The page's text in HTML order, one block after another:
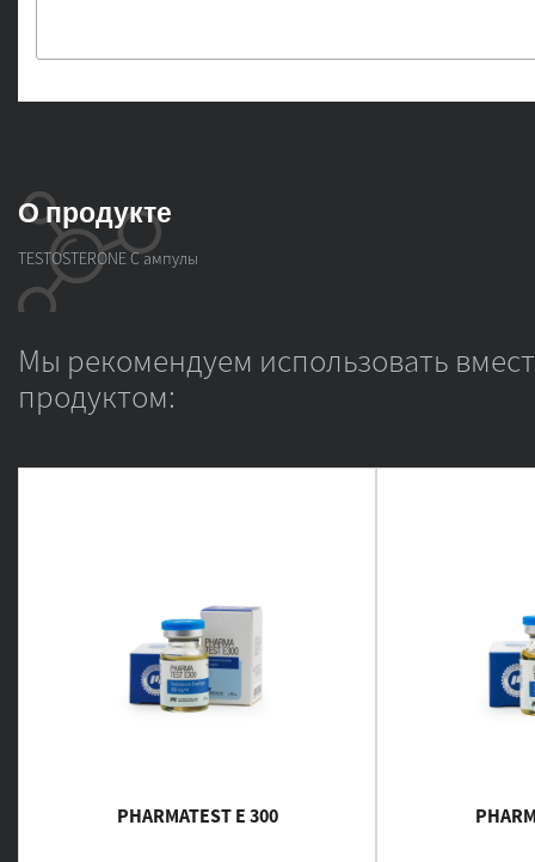
О продукте
TESTOSTERONE C ампулы
Мы рекомендуем использовать
продуктом:
PHARMATEST E 300